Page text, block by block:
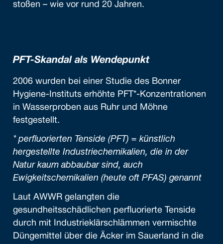
stoßen – wie vor rund 20 Jahren.
PFT-Skandal als Wendepunkt
2006 wurden bei einer Studie des Bonner
Hygiene-Instituts erhöhte PFT*-Konzentrationen
in Wasserproben aus Ruhr und Möhne
festgestellt.
* perfluorierten Tenside (PFT) = künstlich
hergestellte Industriechemikalien, die in der
Natur kaum abbaubar sind, auch
Ewigkeitschemikalien (heute oft PFAS) genannt
Laut AWWR gelangten die
gesundheitsschädlichen perfluorierte Tenside
durch mit Industrieklärschlämmen vermischte
Düngemittel über die Äcker im Sauerland in die